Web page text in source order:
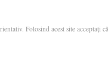
Folosind acest site